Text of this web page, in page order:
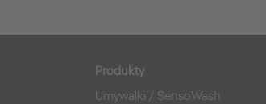
Produkty
Umywalki / SensoWash